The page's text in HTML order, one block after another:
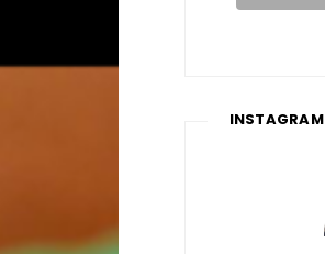
INSTAGRAM